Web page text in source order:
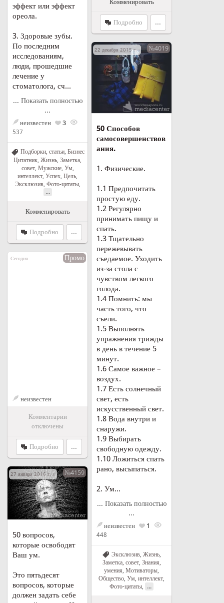
эффект или эффект
ореола.
3. Здоровые зубы.
По последним
исследованиям,
люди, прошедшие
лечение у
стоматолога, сч...
... Показать полностью
...
неизвестен 3
537
Подборки, статьи, Бизнес
Цитатник Жизнь Заметка,
совет, Мужские, Ум,
интеллект Успех Цель
Эксклюзив, Фото-цитаты,
...
Комменировать
Подробно ...
Комменировать
Подробно ...
22 декабря 2015 г. в 20:05№4019
50 Способов
самосовершенствов
ания.
1. Физические.
1.1 Предпочитать
простую еду.
1.2 Регулярно
принимать пищу и
спать.
1.3 Тщательно
пережевывать
съедаемое. Уходить
из-за стола с
чувством легкого
голода.
1.4 Помнить: мы
часть того, что
съели.
1.5 Выполнять
упражнения трижды
в день в течение 5
минут.
1.6 Самое важное –
воздух.
1.7 Есть солнечный
свет, есть
искусственный свет.
1.8 Вода внутри и
снаружи.
1.9 Выбирать
свободную одежду.
1.10 Ложиться спать
рано, высыпаться.
2. Ум...
... Показать полностью
...
неизвестен 1
448
Эксклюзив Жизнь
Заметка, совет, Знания,
умения, Мотиваторы,
Общество, Ум, интеллект,
Фото-цитаты, ...
Сегодня Промо
неизвестен
Комментарии
отключены
Подробно ...
27 января 2016 г. в 22:45№4159
50 вопросов,
которые освободят
Ваш ум.
Это пятьдесят
вопросов, которые
должен задать себе